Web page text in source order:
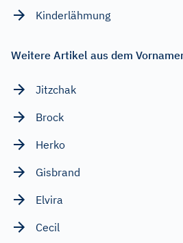
Kinderlähmung
Weitere Artikel aus dem
Jitzchak
Brock
Herko
Gisbrand
Elvira
Cecil